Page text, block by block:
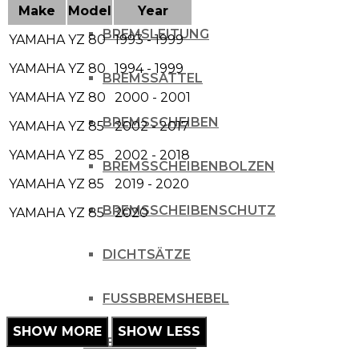
BREMSLEITUNG
BREMSSATTEL
BREMSSCHEIBEN
BREMSSCHEIBENBOLZEN
BREMSSCHEIBENSCHUTZ
DICHTSÄTZE
FUSSBREMSHEBEL
CHASSIS
Make Model
Year
YAMAHA YZ 80 1993 - 1999
YAMAHA YZ 80
1994 - 1999
YAMAHA YZ 80
2000 - 2001
YAMAHA YZ 85
2002 - 2017
YAMAHA YZ 85
2002 - 2018
YAMAHA YZ 85
2019 - 2020
YAMAHA YZ 85 2020